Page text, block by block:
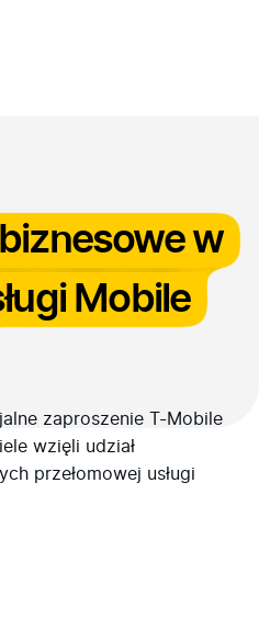
w
Mobile
zaproszenie T-Mobile
wzięli udział
przełomowej usługi